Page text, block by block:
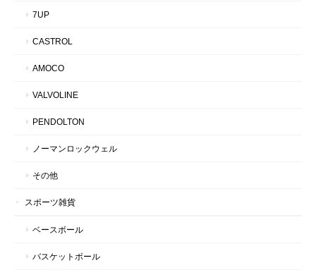
7UP
CASTROL
AMOCO
VALVOLINE
PENDOLTON
ノーマンロックウェル
その他
スポーツ雑貨
ベースボール
バスケットボール